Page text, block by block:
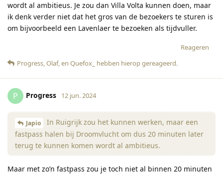
wordt al ambitieus. Je zou dan Villa Volta kunnen doen, maar
ik denk verder niet dat het gros van de bezoekers te sturen is
om bijvoorbeeld een Lavenlaer te bezoeken als tijdvuller.
Reageren
Progress,Olaf, en Quefox_ hebben hierop gereageerd.
P Progress 12 jun. 2024
Japio
In Ruigrijk zou het kunnen werken, maar een
fastpass halen bij Droomvlucht om dus 20 minuten later
terug te kunnen komen wordt al ambitieus.
Maar met zo’n fastpass zou je toch niet al binnen 20 minuten